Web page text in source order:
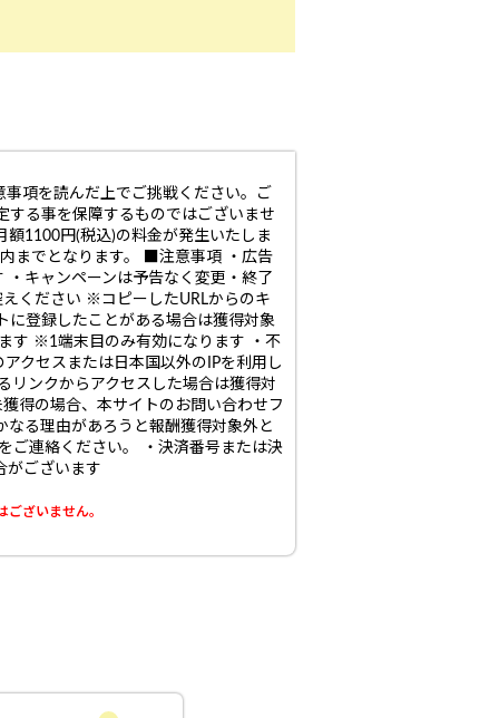
項を読んだ上でご挑戦ください。ご
る事を保障するものではございませ
1100円(税込)の料金が発生いたしま
までとなります。 ■注意事項 ・広告
キャンペーンは予告なく変更・終了
ください ※コピーしたURLからのキ
に登録したことがある場合は獲得対象
す ※1端末目のみ有効になります ・不
クセスまたは日本国以外のIPを利用し
リンクからアクセスした場合は獲得対
得の場合、本サイトのお問い合わせフ
る理由があろうと報酬獲得対象外と
ご連絡ください。 ・決済番号または決
がございます
ざいません。